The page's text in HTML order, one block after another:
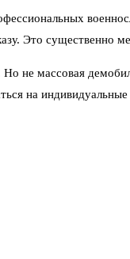
Это существенно
не массовая
на